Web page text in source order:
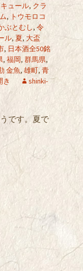
ュール, クラ
, トウモロコ
ぶとむし, 令
ル, 夏,大盃
, 日本酒全50銘
, 福岡, 群馬県,
金魚, 雄町, 青
き
shinki-
です。夏で